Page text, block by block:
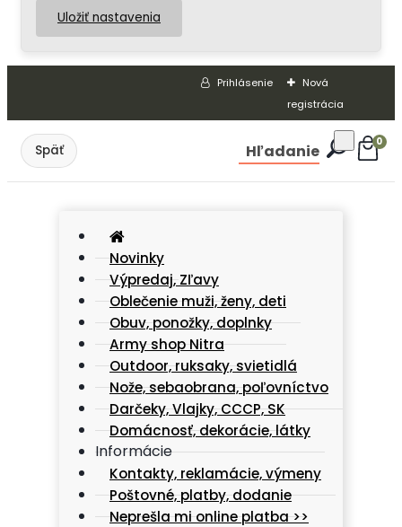
Uložiť nastavenia
Prihlásenie
Nová
registrácia
Hľadanie 0
Novinky
Výpredaj, Zľavy
Oblečenie muži, ženy, deti
Obuv, ponožky, doplnky
Army shop Nitra
Outdoor, ruksaky, svietidlá
Nože, sebaobrana, poľovníctvo
Darčeky, Vlajky, CCCP, SK
Domácnosť, dekorácie, látky
Informácie
Kontakty, reklamácie, výmeny
Poštovné, platby, dodanie
Neprešla mi online platba >>